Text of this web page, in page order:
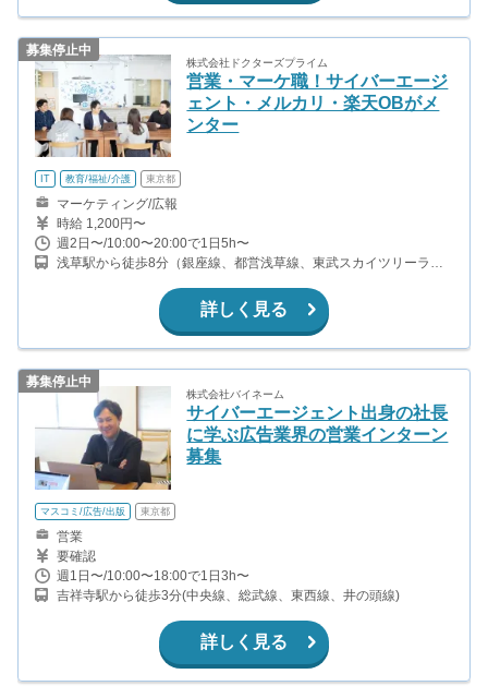
募集停止中
株式会社ドクターズプライム
営業・マーケ職！サイバーエージ
ェント・メルカリ・楽天OBがメ
ンター
IT 教育/福祉/介護 東京都
マーケティング/広報
時給 1,200円〜
週2日〜/10:00〜20:00で1日5h〜
浅草駅から徒歩8分（銀座線、都営浅草線、東武スカイツリーライ
ス） 田原町駅から徒歩6分（銀座線）
詳しく見る
募集停止中
株式会社バイネーム
サイバーエージェント出身の社長
に学ぶ広告業界の営業インターン
募集
マスコミ/広告/出版 東京都
営業
要確認
週1日〜/10:00〜18:00で1日3h〜
吉祥寺駅から徒歩3分(中央線、総武線、東西線、井の頭線)
詳しく見る